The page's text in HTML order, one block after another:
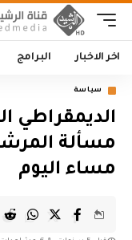
اخر الاخبار البرامج
سياسة
الديمقراطي
مسألة
مساء اليوم